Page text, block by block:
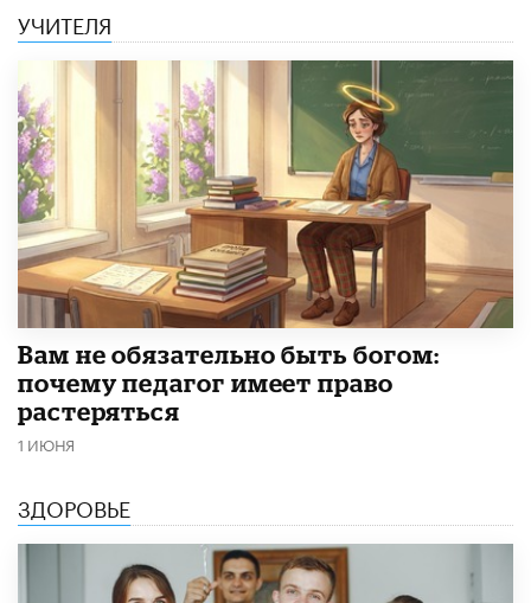
УЧИТЕЛЯ
​Вам не обязательно быть богом:
почему педагог имеет право
растеряться
1 ИЮНЯ
ЗДОРОВЬЕ